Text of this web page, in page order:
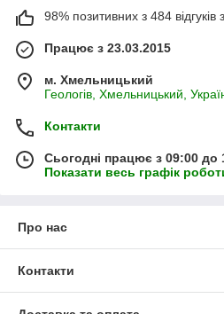
Спиці Джинджер приємні на дотик
гарантує в'язання без втоми рук.
Дві спиці з'єднані кабелем.
Розмірна сітка 2-12 мм.
98% позитивних з 484 відгуків
Працює з 23.03.2015
м. Хмельницький
Геологів, Хмельницький,
Контакти
Сьогодні працює з 09:00 до
Показати весь графік
Про нас
Контакти